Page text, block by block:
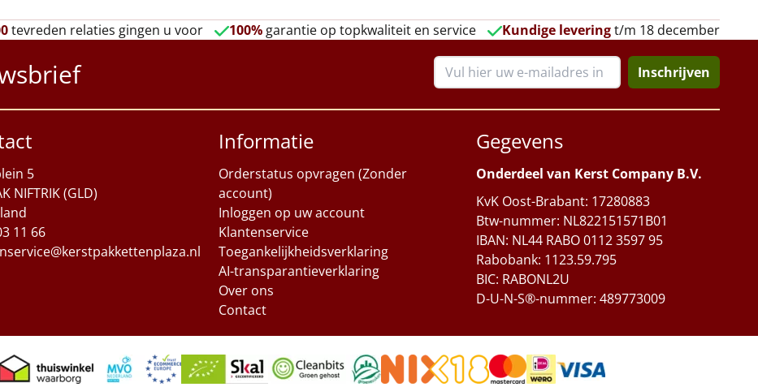
tevreden relaties gingen u voor 100%garantie op topkwaliteit en service Kundige leveringt/m 18 december
Inschrijven
5
NIFTRIK (GLD)
11 66
Informatie
Orderstatus opvragen (Zonder
account)
Inloggen op uw account
Klantenservice
Toegankelijkheidsverklaring
AI-transparantieverklaring
Over ons
Contact
Gegevens
Onderdeel van Kerst Company B.V.
KvK Oost-Brabant: 17280883
Btw-nummer: NL822151571B01
IBAN: NL44 RABO 0112 3597 95
Rabobank: 1123.59.795
BIC: RABONL2U
D-U-N-S®-nummer: 489773009